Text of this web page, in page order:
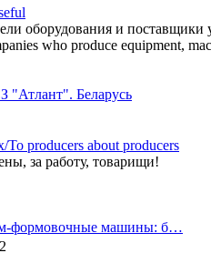
оборудования и
who produce equipment,
"Атлант". Беларусь
producers about producers
за работу, товарищи!
формовочные машины: б…